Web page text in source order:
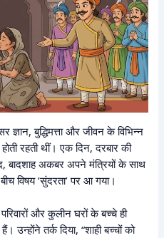
बुद्धिमत्ता और जीवन के विभिन्न
रहती थीं। एक दिन, दरबार की
बादशाह अकबर अपने मंत्रियों के साथ
विषय ‘सुंदरता’ पर आ गया।
और कुलीन घरों के बच्चे ही
तर्क दिया, “शाही बच्चों को